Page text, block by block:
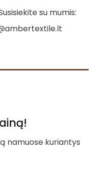
su mumis:
namuose kuriantys